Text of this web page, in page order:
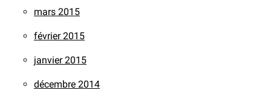
mars 2015
février 2015
janvier 2015
décembre 2014